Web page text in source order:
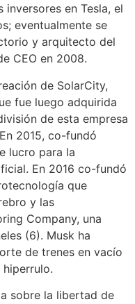
en Tesla, el
eventualmente se
y arquitecto del
CEO en 2008.
de SolarCity,
fue luego adquirida
de esta empresa
2015, co-fundó
lucro para la
En 2016 co-fundó
ía que
y las
Company, una
(6). Musk ha
de trenes en vacío
sobre la libertad de